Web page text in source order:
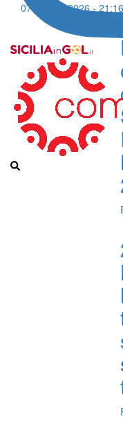
07 Agosto 2026 -